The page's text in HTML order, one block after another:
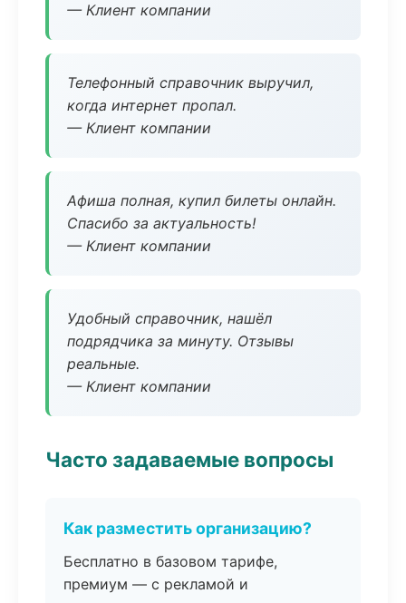
— Клиент компании
Телефонный справочник выручил,
когда интернет пропал.
— Клиент компании
Афиша полная, купил билеты онлайн.
Спасибо за актуальность!
— Клиент компании
Удобный справочник, нашёл
подрядчика за минуту. Отзывы
реальные.
— Клиент компании
Часто задаваемые вопросы
Как разместить организацию?
Бесплатно в базовом тарифе,
премиум — с рекламой и